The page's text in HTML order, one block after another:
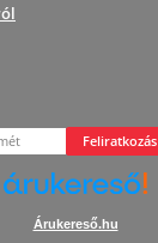
Feliratkozás
Árukereső.hu